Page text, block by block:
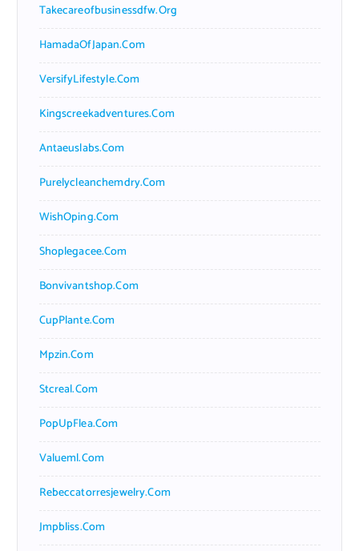
Takecareofbusinessdfw.org
HamadaOfJapan.com
VersifyLifestyle.com
Kingscreekadventures.com
Antaeuslabs.com
Purelycleanchemdry.com
WishOping.com
Shoplegacee.com
Bonvivantshop.com
CupPlante.com
Mpzin.com
Stcreal.com
PopUpFlea.com
Valueml.com
Rebeccatorresjewelry.com
Jmpbliss.com